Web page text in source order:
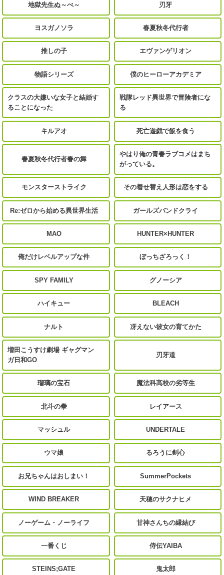
地獄先生ぬ～べ～ 刃牙
ヨスガノソラ 春夏秋冬代行者
推しの子 エヴァンゲリオン
物語シリーズ 僕のヒーローアカデミア
クラスの大嫌いな女子と結婚す
ることになった
戦隊レッド異世界で冒険者にな
る
キルアオ 死亡遊戯で飯を食う
春夏秋冬代行者春の舞
やはり俺の青春ラブコメはまち
がっている。
モンスターストライク その着せ替え人形は恋をする
Re:ゼロから始める異世界生活 ガールズバンドクライ
MAO HUNTER×HUNTER
俺だけレベルアップな件 ぼっちざろっく！
SPY FAMILY グノーシア
ハイキュー BLEACH
ナルト 冴えない彼女の育てかた
増田こうすけ劇場 ギャグマン
ガ日和GO
刃牙道
瑠璃の宝石 魔法科高校の劣等生
北斗の拳 レイアース
マッシュル UNDERTALE
ウマ娘 るろうに剣心
お兄ちゃんはおしまい！ SummerPockets
WIND BREAKER 天穂のサクナヒメ
ノーゲーム・ノーライフ 甘神さんちの縁結び
一番くじ 侍伝YAIBA
STEINS;GATE 鬼太郎